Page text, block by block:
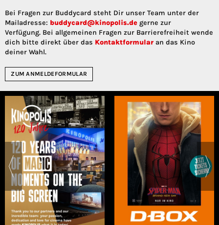
Bei Fragen zur Buddycard steht Dir unser Team unter der
Mailadresse: buddycard@kinopolis.de gerne zur
Verfügung. Bei allgemeinen Fragen zur Barrierefreiheit wende
dich bitte direkt über das Kontaktformular an das Kino
deiner Wahl.
ZUM ANMELDEFORMULAR